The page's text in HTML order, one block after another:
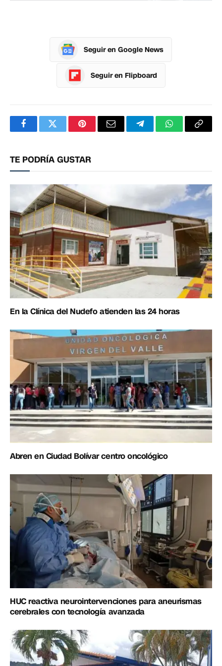
Seguir en Google News
Seguir en Flipboard
FacebookTwitterPinterestCorreoTelegramWhatsApp
TE PODRÍA GUSTAR
En la Clínica del Nudefo atienden las 24 horas
Abren en Ciudad Bolívar centro oncológico
HUC reactiva neurointervenciones para aneurismas
cerebrales con tecnología avanzada